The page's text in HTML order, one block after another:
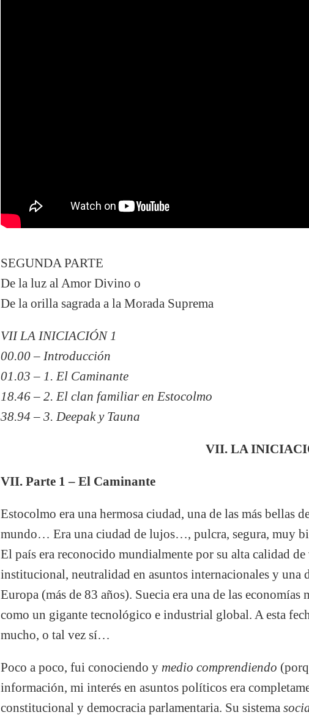
SEGUNDA PARTE
De la luz al Amor Divino o
De la orilla sagrada a la Morada Suprema
VII LA INICIACIÓN 1
00.00 – Introducción
01.03 – 1. El Caminante
18.46 – 2. El clan familiar en Estocolmo
38.94 – 3. Deepak y Tauna
VII. LA
VII. Parte 1 – El Caminante
Estocolmo era una hermosa ciudad, una de las más bellas
mundo… Era una ciudad de lujos…, pulcra, segura, muy
El país era reconocido mundialmente por su alta calidad
institucional, neutralidad en asuntos internacionales y una
Europa (más de 83 años). Suecia era una de las economías
como un gigante tecnológico e industrial global. A esta
mucho, o tal vez sí…
Poco a poco, fui conociendo y medio comprendiendo
información, mi interés en asuntos políticos era
constitucional y democracia parlamentaria. Su sistema